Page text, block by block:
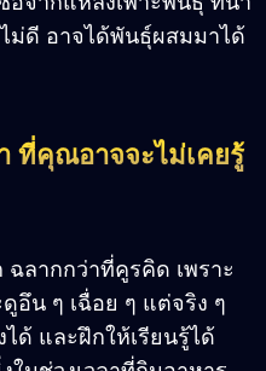
ไม่ดี อาจได้พันธุ์ผสมมาได้
ที่คุณอาจจะไม่เคยรู้
ลากกว่าที่คูรคิด เพราะ
อึน ๆ เฉื่อย ๆ แต่จริง ๆ
ด้ และฝึกให้เรียนรู้ได้